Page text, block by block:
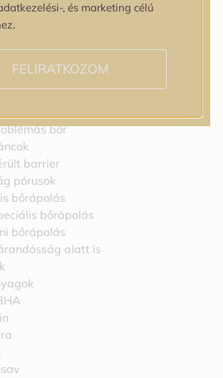
tónus
bőr
bőr
barrier
pórusok
bőrápolás
bőrápolás
bőrápolás
alatt is
, és marketing célú
FELIRATKOZOM